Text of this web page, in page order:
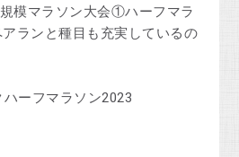
模マラソン大会①ハーフマラ
ランと種目も充実しているの
ーフマラソン2023